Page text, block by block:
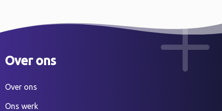
Over ons
Over ons
Ons werk